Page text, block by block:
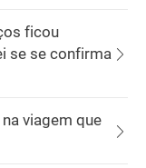
ficou
se se confirma
viagem que